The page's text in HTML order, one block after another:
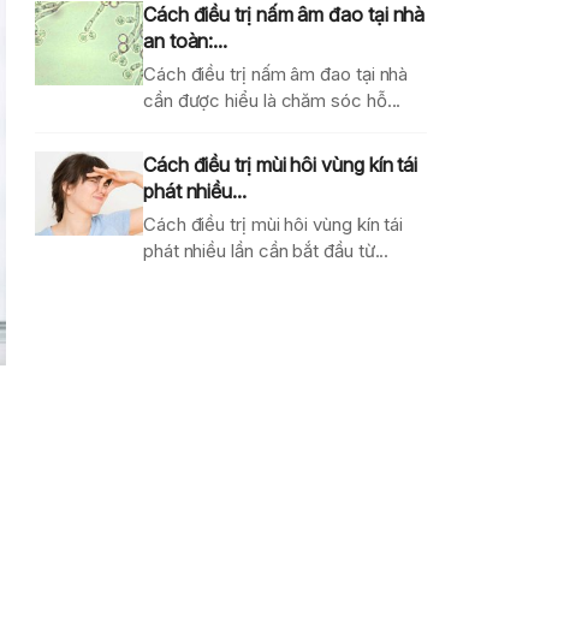
Cách điều trị nấm âm đao tại nhà
an toàn:...
Cách điều trị nấm âm đao tại nhà
cần được hiểu là chăm sóc hỗ...
Cách điều trị mùi hôi vùng kín tái
phát nhiều...
Cách điều trị mùi hôi vùng kín tái
phát nhiều lần cần bắt đầu từ...